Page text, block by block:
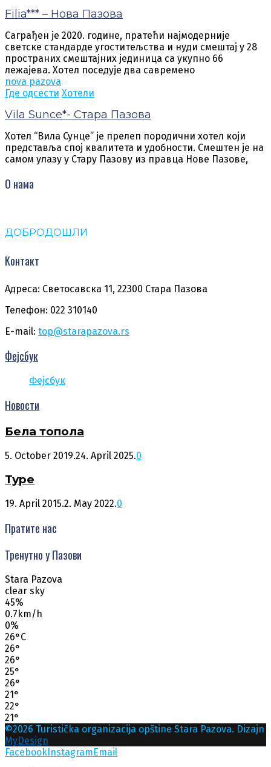
Filia*** – Нова Пазова
Саграђен је 2020. године, пратећи најмодерније
светске стандарде угоститељства и нуди смештај у 28
пространих смештајних јединица са укупно 66
лежајева. Хотел поседује два савремено
nova pazova
Где одсести Хотели
Vila Sunce*- Стара Пазова
Хотел “Вила Сунце” је прелеп породични хотел који
представља спој квалитета и удобности. Смештен је на
самом улазу у Стару Пазову из правца Нове Пазове,
О нама
ДОБРОДОШЛИ
Контакт
Адреса: Светосавска 11, 22300 Стара Пазова
Телефон: 022 310140
E-mail: top@starapazova.rs
Фејсбук
Фејсбук
Новости
Бела топола
5. October 2019.24. April 2025.0
Туре
19. April 2015.2. May 2022.0
Пратите нас
Тренутно у Пазови
Stara Pazova
clear sky
45%
0.7km/h
0%
26°C
26°
26°
25°
26°
21°
22°
21°
©2026 Turistička organizacija opštine Stara Pazova. Dizajn
MyDesign
FacebookInstagramEmail